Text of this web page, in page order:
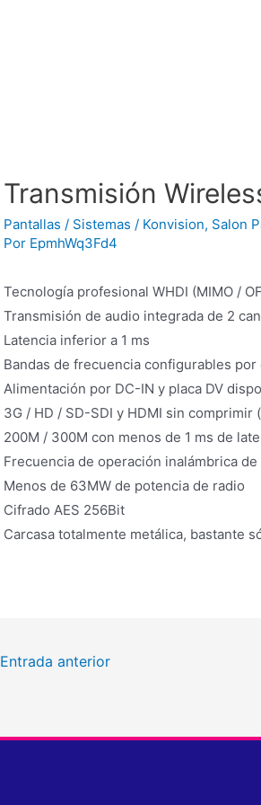
Transmisión
Pantallas / Sistemas / Konvision, Salon
Por EpmhWq3Fd4
Tecnología profesional WHDI (MIMO /
Transmisión de audio integrada de 2
Latencia inferior a 1 ms
Bandas de frecuencia configurables por
Alimentación por DC-IN y placa DV
3G / HD / SD-SDI y HDMI sin comprimir
200M / 300M con menos de 1 ms de
Frecuencia de operación inalámbrica de
Menos de 63MW de potencia de radio
Cifrado AES 256Bit
Carcasa totalmente metálica, bastante
Entrada anterior